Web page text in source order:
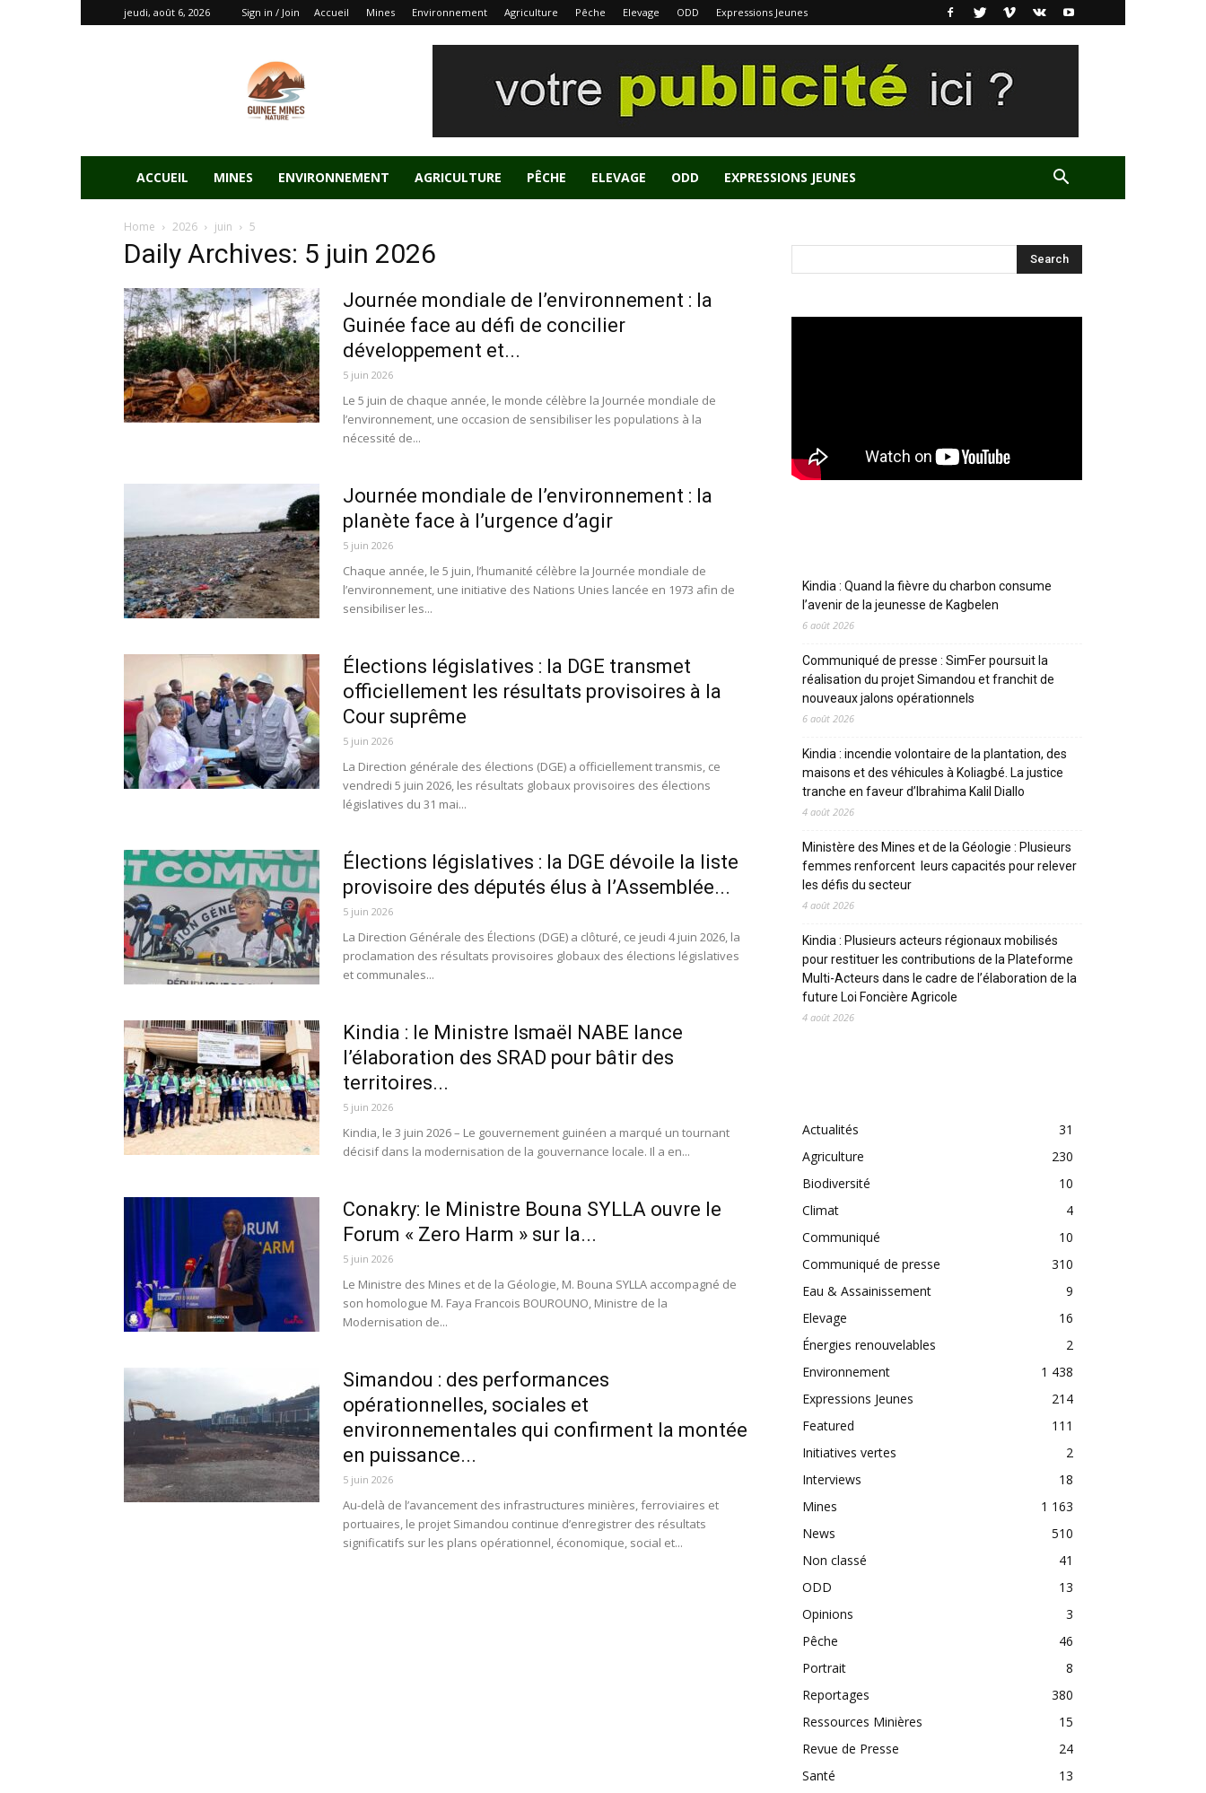
jeudi, août 6, 2026 Sign in / Join Accueil Mines Environnement Agriculture Pêche Elevage ODD Expressions Jeunes
ACCUEIL MINES ENVIRONNEMENT AGRICULTURE PÊCHE ELEVAGE ODD EXPRESSIONS JEUNES
Home 2026 juin 5
Daily Archives: 5 juin 2026
Journée mondiale de l’environnement : la
Guinée face au défi de concilier
développement et...
5 juin 2026
Le 5 juin de chaque année, le monde célèbre la Journée mondiale de
l’environnement, une occasion de sensibiliser les populations à la
nécessité de...
Journée mondiale de l’environnement : la
planète face à l’urgence d’agir
5 juin 2026
Chaque année, le 5 juin, l’humanité célèbre la Journée mondiale de
l’environnement, une initiative des Nations Unies lancée en 1973 afin de
sensibiliser les...
Élections législatives : la DGE transmet
officiellement les résultats provisoires à la
Cour suprême
5 juin 2026
La Direction générale des élections (DGE) a officiellement transmis, ce
vendredi 5 juin 2026, les résultats globaux provisoires des élections
législatives du 31 mai...
Élections législatives : la DGE dévoile la liste
provisoire des députés élus à l’Assemblée...
5 juin 2026
La Direction Générale des Élections (DGE) a clôturé, ce jeudi 4 juin 2026, la
proclamation des résultats provisoires globaux des élections législatives
et communales...
Kindia : le Ministre Ismaël NABE lance
l’élaboration des SRAD pour bâtir des
territoires...
5 juin 2026
Kindia, le 3 juin 2026 – Le gouvernement guinéen a marqué un tournant
décisif dans la modernisation de la gouvernance locale. Il a en...
Conakry: le Ministre Bouna SYLLA ouvre le
Forum « Zero Harm » sur la...
5 juin 2026
Le Ministre des Mines et de la Géologie, M. Bouna SYLLA accompagné de
son homologue M. Faya Francois BOUROUNO, Ministre de la
Modernisation de...
Simandou : des performances
opérationnelles, sociales et
environnementales qui confirment la montée
en puissance...
5 juin 2026
Au-delà de l’avancement des infrastructures minières, ferroviaires et
portuaires, le projet Simandou continue d’enregistrer des résultats
significatifs sur les plans opérationnel, économique, social et...
Kindia : Quand la fièvre du charbon consume
l’avenir de la jeunesse de Kagbelen
6 août 2026
Communiqué de presse : SimFer poursuit la
réalisation du projet Simandou et franchit de
nouveaux jalons opérationnels
6 août 2026
Kindia : incendie volontaire de la plantation, des
maisons et des véhicules à Koliagbé. La justice
tranche en faveur d’Ibrahima Kalil Diallo
4 août 2026
Ministère des Mines et de la Géologie : Plusieurs
femmes renforcent leurs capacités pour relever
les défis du secteur
4 août 2026
Kindia : Plusieurs acteurs régionaux mobilisés
pour restituer les contributions de la Plateforme
Multi-Acteurs dans le cadre de l’élaboration de la
future Loi Foncière Agricole
4 août 2026
Actualités
31
Agriculture
230
Biodiversité
10
Climat
4
Communiqué
10
Communiqué de presse
310
Eau & Assainissement
9
Elevage
16
Énergies renouvelables
2
Environnement
1 438
Expressions Jeunes
214
Featured
111
Initiatives vertes
2
Interviews
18
Mines
1 163
News
510
Non classé
41
ODD
13
Opinions
3
Pêche
46
Portrait
8
Reportages
380
Ressources Minières
15
Revue de Presse
24
Santé
13